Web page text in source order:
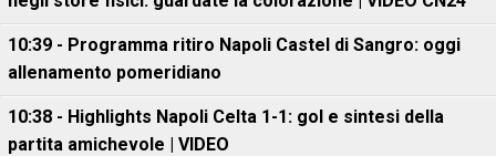
10:39 - Programma ritiro Napoli Castel di Sangro: oggi
allenamento pomeridiano
10:38 - Highlights Napoli Celta 1-1: gol e sintesi della
partita amichevole | VIDEO